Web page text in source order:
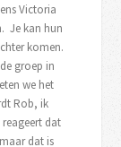
Victoria
Je kan hun
komen.
groep in
we het
Rob, ik
dat
dat is